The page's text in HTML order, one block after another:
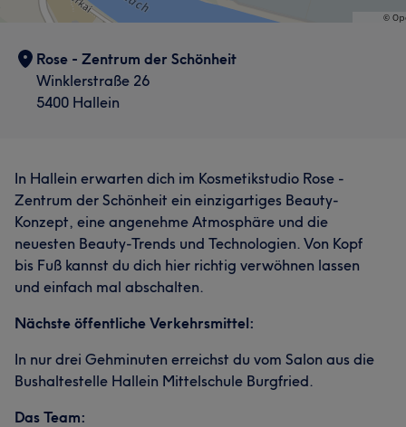
Rose - Zentrum der Schönheit
Winklerstraße 26
5400 Hallein
In Hallein erwarten dich im Kosmetikstudio Rose -
Zentrum der Schönheit ein einzigartiges Beauty-
Konzept, eine angenehme Atmosphäre und die
neuesten Beauty-Trends und Technologien. Von Kopf
bis Fuß kannst du dich hier richtig verwöhnen lassen
und einfach mal abschalten.
Nächste öffentliche Verkehrsmittel:
In nur drei Gehminuten erreichst du vom Salon aus die
Bushaltestelle Hallein Mittelschule Burgfried.
Das Team: